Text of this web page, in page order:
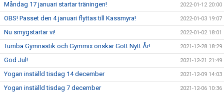
Måndag 17 januari startar träningen! 2022-01-12 20:00
OBS! Passet den 4 januari flyttas till Kassmyra! 2022-01-03 19:07
Nu smygstartar vi! 2022-01-02 18:01
Tumba Gymnastik och Gymmix önskar Gott Nytt År! 2021-12-28 18:29
God Jul! 2021-12-21 21:49
Yogan inställd tisdag 14 december 2021-12-09 14:03
Yogan inställd tisdag 7 december 2021-12-06 10:36